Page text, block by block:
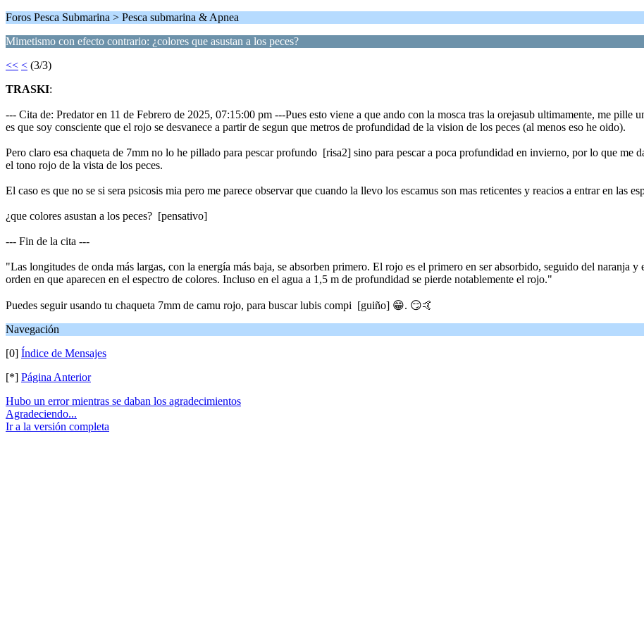
Foros Pesca Submarina > Pesca submarina & Apnea
Mimetismo con efecto contrario: ¿colores que asustan a los peces?
<< < (3/3)
TRASKI:
--- Cita de: Predator en 11 de Febrero de 2025, 07:15:00 pm ---Pues esto viene a que ando con la mosca tras la orejasub ultimamente, me pille
es que soy consciente que el rojo se desvanece a partir de segun que metros de profundidad de la vision de los peces (al menos eso he oido).
Pero claro esa chaqueta de 7mm no lo he pillado para pescar profundo [risa2] sino para pescar a poca profundidad en invierno, por lo que me
el tono rojo de la vista de los peces.
El caso es que no se si sera psicosis mia pero me parece observar que cuando la llevo los escamus son mas reticentes y reacios a entrar en las
¿que colores asustan a los peces? [pensativo]
--- Fin de la cita ---
"Las longitudes de onda más largas, con la energía más baja, se absorben primero. El rojo es el primero en ser absorbido, seguido del naranja
orden en que aparecen en el espectro de colores. Incluso en el agua a 1,5 m de profundidad se pierde notablemente el rojo."
Puedes seguir usando tu chaqueta 7mm de camu rojo, para buscar lubis compi [guiño] 😁. 😏🤙
Navegación
[0] Índice de Mensajes
[*] Página Anterior
Hubo un error mientras se daban los agradecimientos
Agradeciendo...
Ir a la versión completa